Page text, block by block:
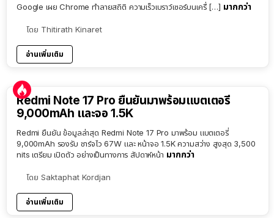
Google เผย Chrome ทำลายสถิติ ความเร็วเบราว์เซอร์บนเครื่ […] มากกว่า
โดย Thitirath Kinaret
อ่านเพิ่มเติม
Redmi Note 17 Pro ยืนยันมาพร้อมแบตเตอรี่
9,000mAh และจอ 1.5K
Redmi ยืนยัน ข้อมูลล่าสุด Redmi Note 17 Pro มาพร้อม แบตเตอรี่
9,000mAh รองรับ ชาร์จไว 67W และ หน้าจอ 1.5K ความสว่าง สูงสุด 3,500
nits เตรียม เปิดตัว อย่างเป็นทางการ สัปดาห์หน้า มากกว่า
โดย Saktaphat Kordjan
อ่านเพิ่มเติม